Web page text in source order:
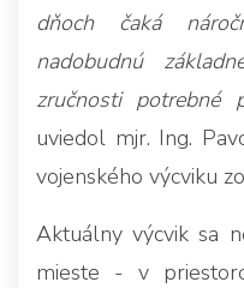
dňoch čaká
nadobudnú
zručnosti potrebné
uviedol mjr. Ing.
vojenského výcviku
Aktuálny výcvik sa
mieste - v